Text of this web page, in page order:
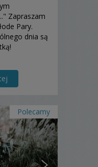
Zapraszam
Pary.
dnia są
Polecamy